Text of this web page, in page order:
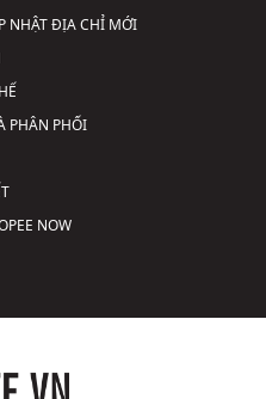
NHẬT ĐỊA CHỈ MỚI
PHÂN PHỐI
NOW